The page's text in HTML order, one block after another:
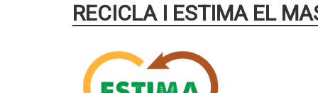
RECICLA I ESTIMA EL